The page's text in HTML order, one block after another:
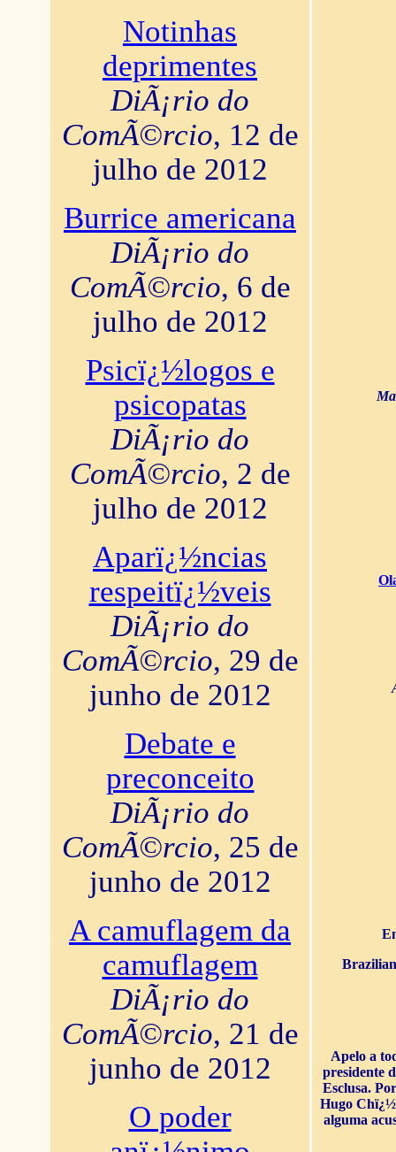
Notinhas
deprimentes
DiÃ¡rio do
ComÃ©rcio, 12 de
julho de 2012
Burrice americana
DiÃ¡rio do
ComÃ©rcio, 6 de
julho de 2012
Psicï¿½logos e
psicopatas
DiÃ¡rio do
ComÃ©rcio, 2 de
julho de 2012
Aparï¿½ncias
respeitï¿½veis
DiÃ¡rio do
ComÃ©rcio, 29 de
junho de 2012
Debate e
preconceito
DiÃ¡rio do
ComÃ©rcio, 25 de
junho de 2012
A camuflagem da
camuflagem
DiÃ¡rio do
ComÃ©rcio, 21 de
junho de 2012
O poder
Apelo a
presidente
Esclusa.
Hugo
alguma